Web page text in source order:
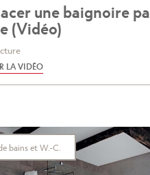
une baignoire
(Vidéo)
LA VIDÉO
bains et W.-C.